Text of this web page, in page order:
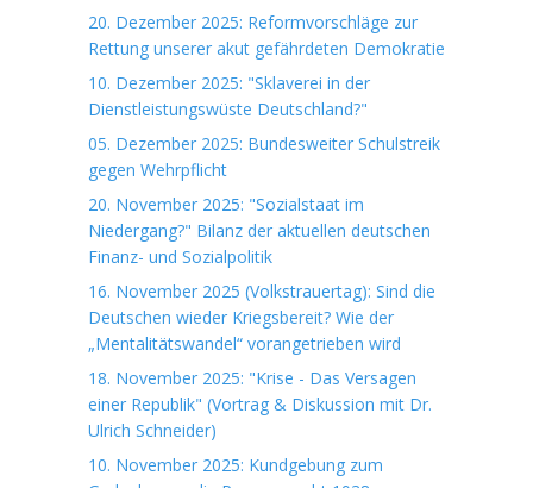
20. Dezember 2025: Reformvorschläge zur
Rettung unserer akut gefährdeten Demokratie
10. Dezember 2025: "Sklaverei in der
Dienstleistungswüste Deutschland?"
05. Dezember 2025: Bundesweiter Schulstreik
gegen Wehrpflicht
20. November 2025: "Sozialstaat im
Niedergang?" Bilanz der aktuellen deutschen
Finanz- und Sozialpolitik
16. November 2025 (Volkstrauertag): Sind die
Deutschen wieder Kriegsbereit? Wie der
„Mentalitätswandel“ vorangetrieben wird
18. November 2025: "Krise - Das Versagen
einer Republik" (Vortrag & Diskussion mit Dr.
Ulrich Schneider)
10. November 2025: Kundgebung zum